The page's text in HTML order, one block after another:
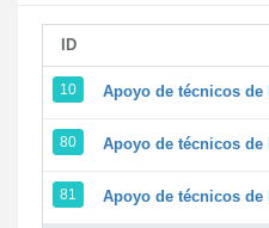
ID
10 Apoyo de técnicos
80 Apoyo de técnicos
81 Apoyo de técnicos